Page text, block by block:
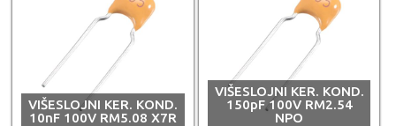
VIŠESLOJNI KER. KOND.
10nF 100V RM5.08 X7R
VIŠESLOJNI KER. KOND.
150pF 100V RM2.54
NPO